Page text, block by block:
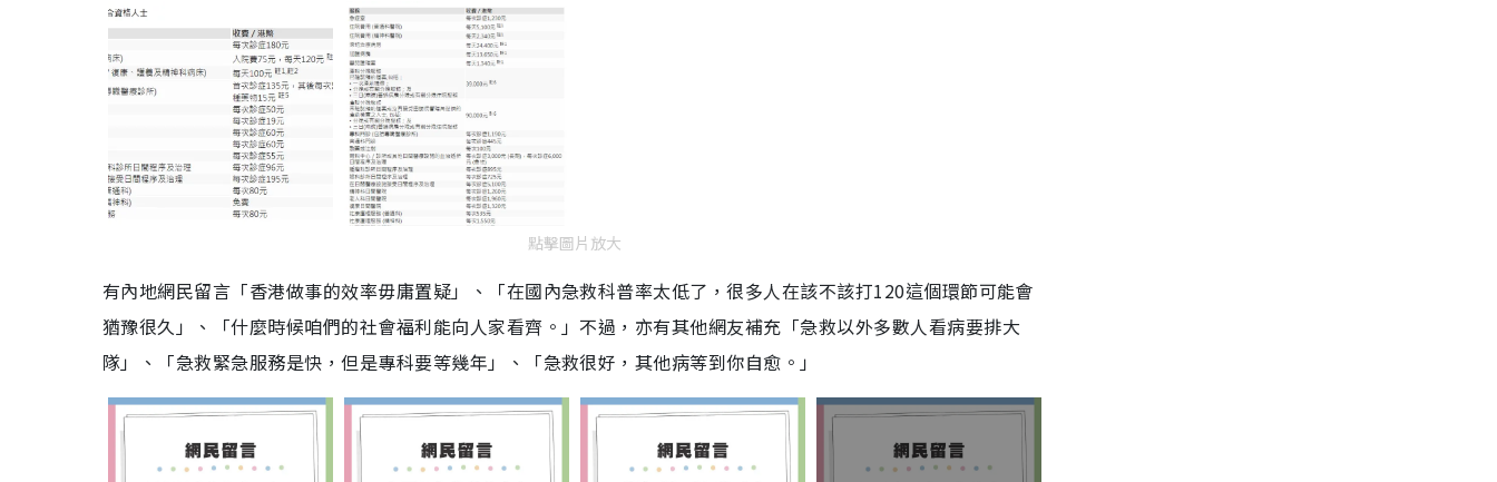
點擊圖片放大
有內地網民留言「香港做事的效率毋庸置疑」、「在國內急救科普率太低了，很多人在該不該打120這個環節可能會
猶豫很久」、「什麼時候咱們的社會福利能向人家看齊。」不過，亦有其他網友補充「急救以外多數人看病要排大
隊」、「急救緊急服務是快，但是專科要等幾年」、「急救很好，其他病等到你自愈。」